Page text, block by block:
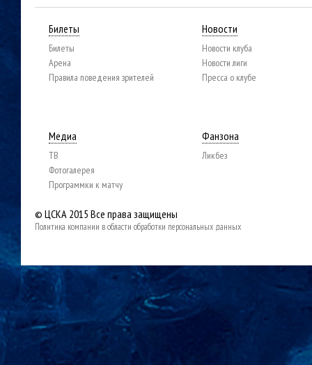
Билеты
Билеты
Арена
Правила поведения зрителей
Новости
Новости клуба
Новости лиги
Пресса о клубе
Медиа
ТВ
Фотогалерея
Программки к матчу
Фанзона
Ликбез
© ЦСКА 2015 Все права защищены
Политика компании в области обработки персональных данных